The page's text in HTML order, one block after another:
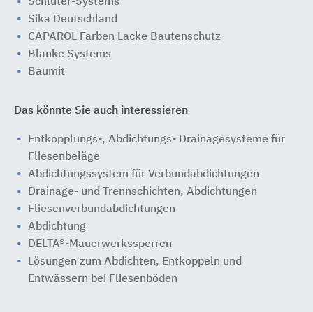
Sika Deutschland
CAPAROL Farben Lacke Bautenschutz
Blanke Systems
Baumit
Das könnte Sie auch interessieren
Entkopplungs-, Abdichtungs- Drainagesysteme für
Fliesenbeläge
Abdichtungssystem für Verbundabdichtungen
Drainage- und Trennschichten, Abdichtungen
Fliesenverbundabdichtungen
Abdichtung
DELTA®-Mauerwerkssperren
Lösungen zum Abdichten, Entkoppeln und
Entwässern bei Fliesenböden